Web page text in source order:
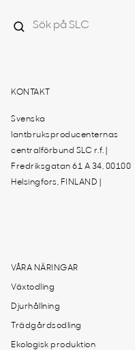
KONTAKT
Svenska
lantbruksproducenternas
centralförbund SLC r.f. |
Fredriksgatan 61 A 34, 00100
Helsingfors, FINLAND |
VÅRA NÄRINGAR
Växtodling
Djurhållning
Trädgårdsodling
Ekologisk produktion